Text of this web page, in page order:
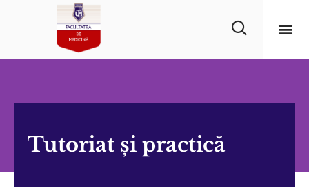
Tutoriat și practică